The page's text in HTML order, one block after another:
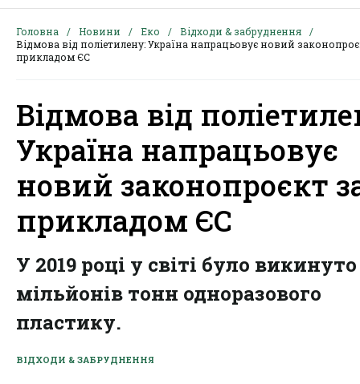
Головна Новини Еко
Відходи & забруднення
Відмова від поліетилену: Україна напрацьовує новий
прикладом ЄС
Відмова від
Україна напрацьовує
новий законопроєкт
прикладом ЄС
У 2019 році у світі було викинуто
мільйонів тонн одноразового
пластику.
ВІДХОДИ & ЗАБРУДНЕННЯ